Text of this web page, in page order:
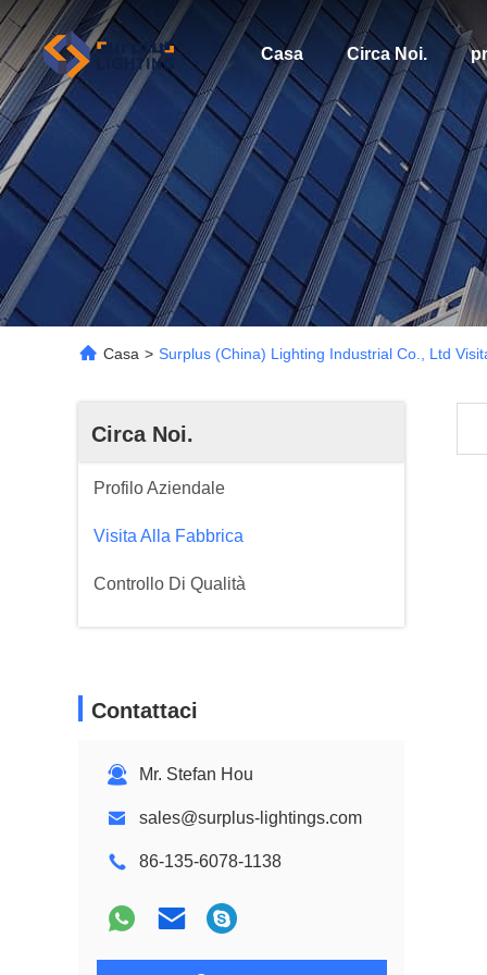
Casa Circa Noi.
Casa > Surplus (China) Lighting Industrial Co., Ltd
Circa Noi.
Profilo Aziendale
Visita Alla Fabbrica
Controllo Di Qualità
Contattaci
Mr. Stefan Hou
sales@surplus-lightings.com
86-135-6078-1138